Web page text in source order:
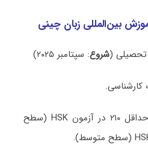
بین‌المللی زبان چینی
شروع: سپتامبر ۲۰۲۵)
حداقل ۲۱۰ در آزمون HSK (سطح